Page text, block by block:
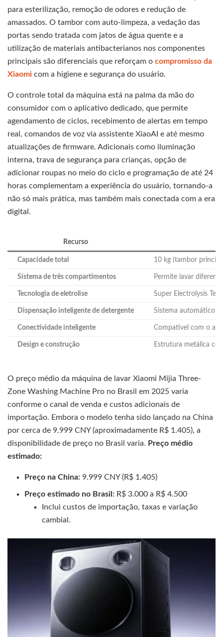
para esterilização, remoção de odores e redução de
amassados. O tambor com auto-limpeza, a vedação das
portas sendo tratada com jatos de água quente e a
utilização de materiais antibacterianos nos componentes
principais são diferenciais que reforçam o compromisso da
Xiaomi com a higiene e segurança do usuário.
O controle total da máquina está na palma da mão do
consumidor com o aplicativo dedicado, que permite
agendamento de ciclos, recebimento de alertas em tempo
real, comandos de voz via assistente XiaoAI e até mesmo
atualizações de firmware. Adicionais como iluminação
interna, trava de segurança para crianças, opção de
adicionar roupas no meio do ciclo e programação de até 24
horas complementam a experiência do usuário, tornando-a
não só mais prática, mas também mais conectada com a era
digital.
Recurso
Capacidade total 10 kg (tambor
Sistema de três compartimentos Permite lavar
Tecnologia de eletrolise Super Electrolysis
Dispensação inteligente de detergente Sistema automático
Conectividade inteligente Compatível com o
Design e construção Estrutura metálica
O preço médio da máquina de lavar Xiaomi Mijia Three-
Zone Washing Machine Pro no Brasil em 2025 varia
conforme o canal de venda e custos adicionais de
importação. Embora o modelo tenha sido lançado na China
por cerca de 9.999 CNY (aproximadamente R$ 1.405), a
disponibilidade de preço no Brasil varia. Preço médio
estimado:
Preço na China: 9.999 CNY (R$ 1.405)
Preço estimado no Brasil: R$ 3.000 a R$ 4.500
Inclui custos de importação, taxas e variação
cambial.